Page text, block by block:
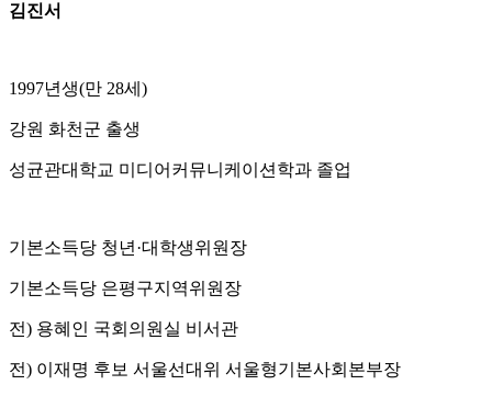
김진서
1997년생(만 28세)
강원 화천군 출생
성균관대학교 미디어커뮤니케이션학과 졸업
기본소득당 청년·대학생위원장
기본소득당 은평구지역위원장
전) 용혜인 국회의원실 비서관
전) 이재명 후보 서울선대위 서울형기본사회본부장